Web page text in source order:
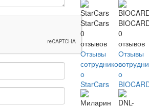
StarCars
0
отзывов
Отзывы
сотрудников
о
StarCars
0
отзывов
Отзывы
о